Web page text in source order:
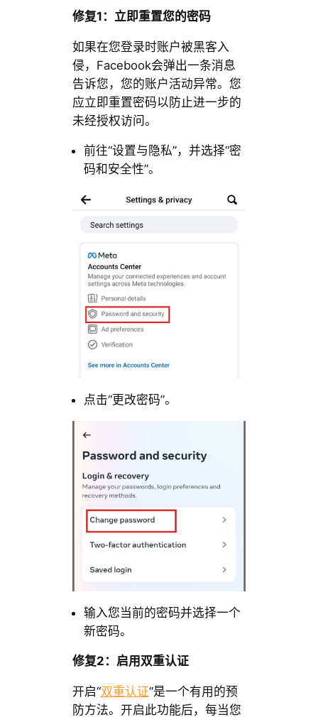
修复1：立即重置您的密码
如果在您登录时账户被黑客入
侵，Facebook会弹出一条消息
告诉您，您的账户活动异常。您
应立即重置密码以防止进一步的
未经授权访问。
前往“设置与隐私”，并选择“密
码和安全性”。
点击“更改密码”。
输入您当前的密码并选择一个
新密码。
修复2：启用双重认证
开启“双重认证”是一个有用的预
防方法。开启此功能后，每当您